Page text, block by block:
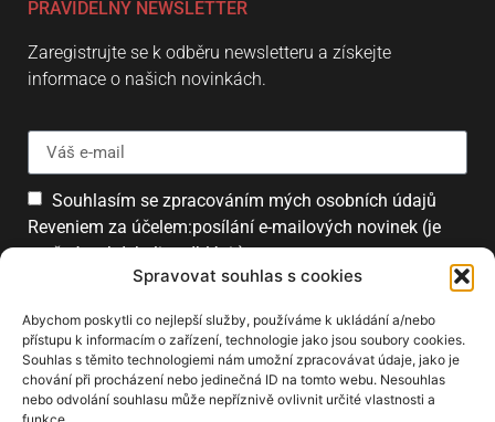
Spravovat souhlas s cookies
Abychom poskytli co nejlepší služby, používáme k ukládání a/nebo
přístupu k informacím o zařízení, technologie jako jsou soubory cookies.
Souhlas s těmito technologiemi nám umožní zpracovávat údaje, jako je
chování při procházení nebo jedinečná ID na tomto webu. Nesouhlas
nebo odvolání souhlasu může nepříznivě ovlivnit určité vlastnosti a
PRAVIDELNÝ NEWSLETTER
Zaregistrujte se k odběru newsletteru a získejte
informace o našich novinkách.
Souhlasím se zpracováním mých osobních údajů
Reveniem za účelem:posílání e-mailových novinek (je
možné se kdykoliv odhlásit).
PARTNEŘI